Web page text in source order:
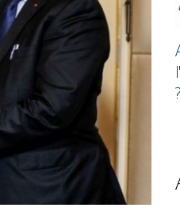
je le droit de contrôler
du salarié en